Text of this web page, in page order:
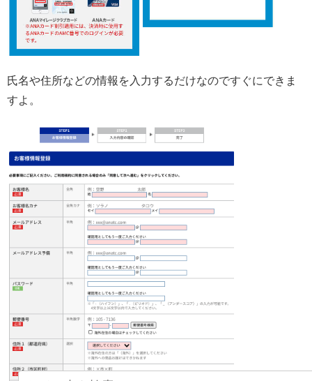
氏名や住所などの情報を入力するだけなのですぐにできま
すよ。